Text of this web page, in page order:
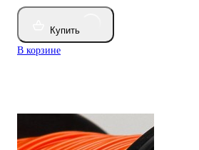
Купить
В корзине